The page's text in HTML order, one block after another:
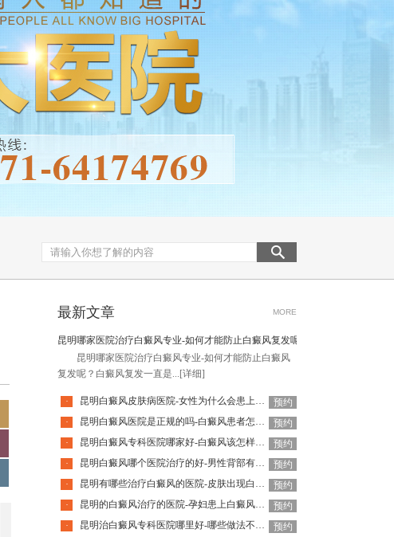
最新文章 MORE
昆明哪家医院治疗白癜风专业-如何才能防止白癜风复发呢
昆明哪家医院治疗白癜风专业-如何才能防止白癜风
复发呢？白癜风复发一直是... [详细]
· 昆明白癜风皮肤病医院-女性为什么会患上白癜风
预约
·
昆明白癜风医院是正规的吗-白癜风患者怎么做好日常护理呢
预约
·
昆明白癜风专科医院哪家好-白癜风该怎样科学治疗呢
预约
·
昆明白癜风哪个医院治疗的好-男性背部有白癜风该怎么治疗
预约
·
昆明有哪些治疗白癜风的医院-皮肤出现白癜风该怎么办
预约
·
昆明的白癜风治疗的医院-孕妇患上白癜风该如何是好
预约
·
昆明治白癜风专科医院哪里好-哪些做法不利于白癜风治疗呢
预约